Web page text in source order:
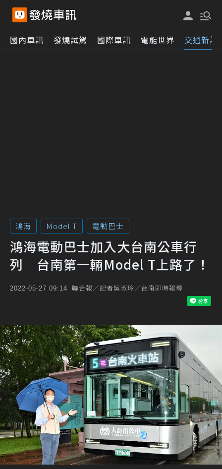
國內車訊 發燒試駕 國際車訊 電能世界 交通新訊
鴻海 Model T 電動巴士
鴻海電動巴士加入大台南公車行
列 台南第一輛Model T上路了！
2022-05-27 09:14 聯合報／記者吳淑玲／台南即時報導